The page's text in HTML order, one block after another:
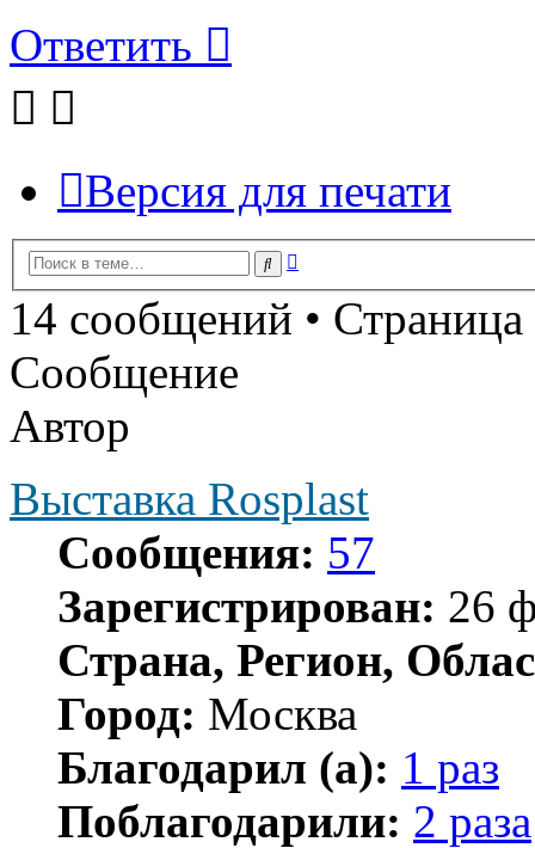
Ответить
Версия для печати
Поиск
14 сообщений • Страница
Сообщение
Автор
Выставка Rosplast
Сообщения: 57
Зарегистрирован: 26
Страна, Регион,
Город: Москва
Благодарил (а): 1 раз
Поблагодарили: 2 раза